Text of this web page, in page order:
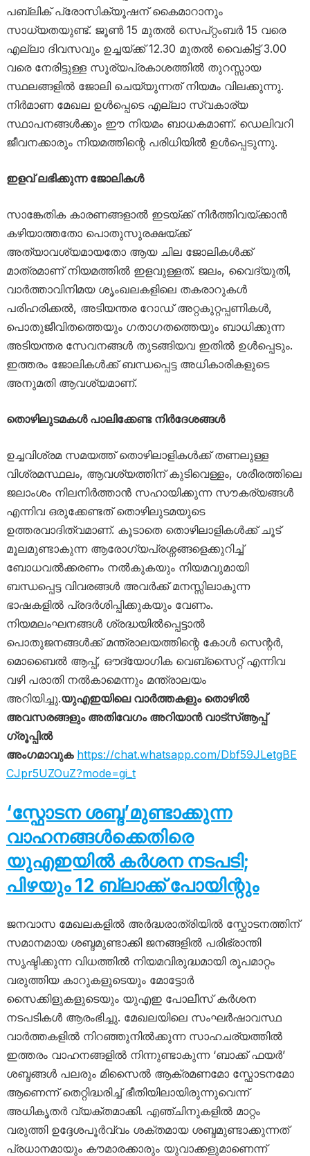
പബ്ലിക് പ്രോസിക്യൂഷന് കൈമാറാനും
സാധ്യതയുണ്ട്. ജൂൺ 15 മുതൽ സെപ്റ്റംബർ 15 വരെ
എല്ലാ ദിവസവും ഉച്ചയ്ക്ക് 12.30 മുതൽ വൈകിട്ട് 3.00
വരെ നേരിട്ടുള്ള സൂര്യപ്രകാശത്തിൽ തുറസ്സായ
സ്ഥലങ്ങളിൽ ജോലി ചെയ്യുന്നത് നിയമം വിലക്കുന്നു.
നിർമാണ മേഖല ഉൾപ്പെടെ എല്ലാ സ്വകാര്യ
സ്ഥാപനങ്ങൾക്കും ഈ നിയമം ബാധകമാണ്. ഡെലിവറി
ജീവനക്കാരും നിയമത്തിന്റെ പരിധിയിൽ ഉൾപ്പെടുന്നു.
ഇളവ് ലഭിക്കുന്ന ജോലികൾ
സാങ്കേതിക കാരണങ്ങളാൽ ഇടയ്ക്ക് നിർത്തിവയ്ക്കാൻ
കഴിയാത്തതോ പൊതുസുരക്ഷയ്ക്ക്
അത്യാവശ്യമായതോ ആയ ചില ജോലികൾക്ക്
മാത്രമാണ് നിയമത്തിൽ ഇളവുള്ളത്. ജലം, വൈദ്യുതി,
വാർത്താവിനിമയ ശൃംഖലകളിലെ തകരാറുകൾ
പരിഹരിക്കൽ, അടിയന്തര റോഡ് അറ്റകുറ്റപ്പണികൾ,
പൊതുജീവിതത്തെയും ഗതാഗതത്തെയും ബാധിക്കുന്ന
അടിയന്തര സേവനങ്ങൾ തുടങ്ങിയവ ഇതിൽ ഉൾപ്പെടും.
ഇത്തരം ജോലികൾക്ക് ബന്ധപ്പെട്ട അധികാരികളുടെ
അനുമതി ആവശ്യമാണ്.
തൊഴിലുടമകൾ പാലിക്കേണ്ട നിർദേശങ്ങൾ
ഉച്ചവിശ്രമ സമയത്ത് തൊഴിലാളികൾക്ക് തണലുള്ള
വിശ്രമസ്ഥലം, ആവശ്യത്തിന് കുടിവെള്ളം, ശരീരത്തിലെ
ജലാംശം നിലനിർത്താൻ സഹായിക്കുന്ന സൗകര്യങ്ങൾ
എന്നിവ ഒരുക്കേണ്ടത് തൊഴിലുടമയുടെ
ഉത്തരവാദിത്വമാണ്. കൂടാതെ തൊഴിലാളികൾക്ക് ചൂട്
മൂലമുണ്ടാകുന്ന ആരോഗ്യപ്രശ്നങ്ങളെക്കുറിച്ച്
ബോധവൽക്കരണം നൽകുകയും നിയമവുമായി
ബന്ധപ്പെട്ട വിവരങ്ങൾ അവർക്ക് മനസ്സിലാകുന്ന
ഭാഷകളിൽ പ്രദർശിപ്പിക്കുകയും വേണം.
നിയമലംഘനങ്ങൾ ശ്രദ്ധയിൽപ്പെട്ടാൽ
പൊതുജനങ്ങൾക്ക് മന്ത്രാലയത്തിന്റെ കോൾ സെന്റർ,
മൊബൈൽ ആപ്പ്, ഔദ്യോഗിക വെബ്സൈറ്റ് എന്നിവ
വഴി പരാതി നൽകാമെന്നും മന്ത്രാലയം
അറിയിച്ചു.യുഎഇയിലെ വാർത്തകളും തൊഴിൽ
അവസരങ്ങളും അതിവേഗം അറിയാൻ വാട്സ്ആപ്പ്
ഗ്രൂപ്പിൽ
അംഗമാവുക https://chat.whatsapp.com/Dbf59JLetgBE
CJpr5UZOuZ?mode=gi_t
‘സ്ഫോടന ശബ്ദ’മുണ്ടാക്കുന്ന
വാഹനങ്ങൾക്കെതിരെ
യുഎഇയിൽ കർശന നടപടി;
പിഴയും 12 ബ്ലാക്ക് പോയിന്റും
ജനവാസ മേഖലകളിൽ അർദ്ധരാത്രിയിൽ സ്ഫോടനത്തിന്
സമാനമായ ശബ്ദമുണ്ടാക്കി ജനങ്ങളിൽ പരിഭ്രാന്തി
സൃഷ്ടിക്കുന്ന വിധത്തിൽ നിയമവിരുദ്ധമായി രൂപമാറ്റം
വരുത്തിയ കാറുകളുടെയും മോട്ടോർ
സൈക്കിളുകളുടെയും യുഎഇ പോലീസ് കർശന
നടപടികൾ ആരംഭിച്ചു. മേഖലയിലെ സംഘർഷാവസ്ഥ
വാർത്തകളിൽ നിറഞ്ഞുനിൽക്കുന്ന സാഹചര്യത്തിൽ
ഇത്തരം വാഹനങ്ങളിൽ നിന്നുണ്ടാകുന്ന ‘ബാക്ക് ഫയർ’
ശബ്ദങ്ങൾ പലരും മിസൈൽ ആക്രമണമോ സ്ഫോടനമോ
ആണെന്ന് തെറ്റിദ്ധരിച്ച് ഭീതിയിലായിരുന്നുവെന്ന്
അധികൃതർ വ്യക്തമാക്കി. എഞ്ചിനുകളിൽ മാറ്റം
വരുത്തി ഉദ്ദേശപൂർവ്വം ശക്തമായ ശബ്ദമുണ്ടാക്കുന്നത്
പ്രധാനമായും കൗമാരക്കാരും യുവാക്കളുമാണെന്ന്